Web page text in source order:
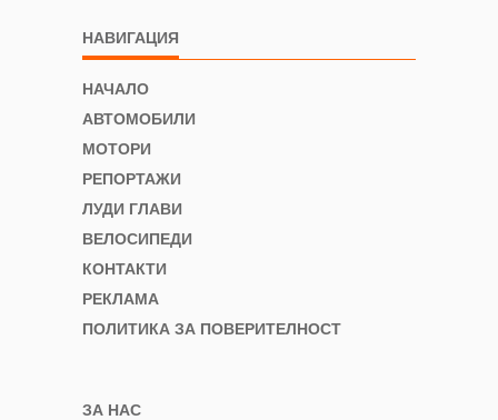
НАВИГАЦИЯ
НАЧАЛО
АВТОМОБИЛИ
МОТОРИ
РЕПОРТАЖИ
ЛУДИ ГЛАВИ
ВЕЛОСИПЕДИ
КОНТАКТИ
РЕКЛАМА
ПОЛИТИКА ЗА ПОВЕРИТЕЛНОСТ
ЗА НАС